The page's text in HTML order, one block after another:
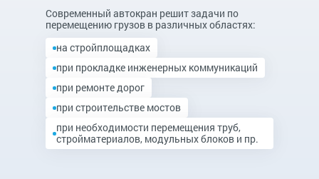
Современный автокран решит задачи по
перемещению грузов в различных областях:
на стройплощадках
при прокладке инженерных коммуникаций
при ремонте дорог
при строительстве мостов
при необходимости перемещения труб,
стройматериалов, модульных блоков и пр.